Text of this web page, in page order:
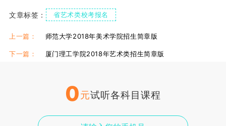
文章标签： 省艺术类校考报名
上一篇： 师范大学2018年美术学院招生简章版
下一篇： 厦门理工学院2018年艺术类招生简章版
0元试听各科目课程